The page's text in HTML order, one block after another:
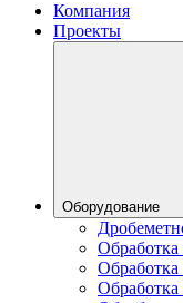
Компания
Проекты
Оборудование
Обработка
Обработка
Обработка